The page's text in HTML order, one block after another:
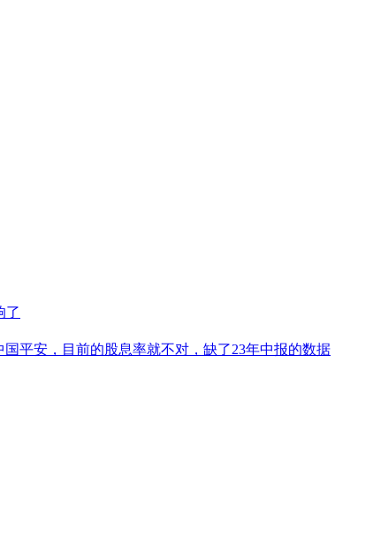
了
平安，目前的股息率就不对，缺了23年中报的数据